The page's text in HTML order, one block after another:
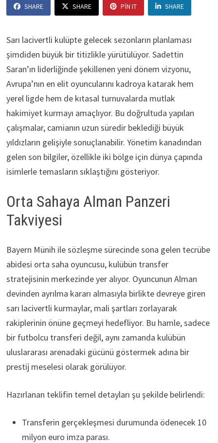
SHARE SHARE PIN IT SHARE
Sarı lacivertli kulüpte gelecek sezonların planlaması
şimdiden büyük bir titizlikle yürütülüyor. Sadettin
Saran’ın liderliğinde şekillenen yeni dönem vizyonu,
Avrupa’nın en elit oyuncularını kadroya katarak hem
yerel ligde hem de kıtasal turnuvalarda mutlak
hakimiyet kurmayı amaçlıyor. Bu doğrultuda yapılan
çalışmalar, camianın uzun süredir beklediği büyük
yıldızların gelişiyle sonuçlanabilir. Yönetim kanadından
gelen son bilgiler, özellikle iki bölge için dünya çapında
isimlerle temasların sıklaştığını gösteriyor.
Orta Sahaya Alman Panzeri
Takviyesi
Bayern Münih ile sözleşme sürecinde sona gelen tecrübe
abidesi orta saha oyuncusu, kulübün transfer
stratejisinin merkezinde yer alıyor. Oyuncunun Alman
devinden ayrılma kararı almasıyla birlikte devreye giren
sarı lacivertli kurmaylar, mali şartları zorlayarak
rakiplerinin önüne geçmeyi hedefliyor. Bu hamle, sadece
bir futbolcu transferi değil, aynı zamanda kulübün
uluslararası arenadaki gücünü göstermek adına bir
prestij meselesi olarak görülüyor.
Hazırlanan teklifin temel detayları şu şekilde belirlendi:
Transferin gerçekleşmesi durumunda ödenecek 10
milyon euro imza parası.